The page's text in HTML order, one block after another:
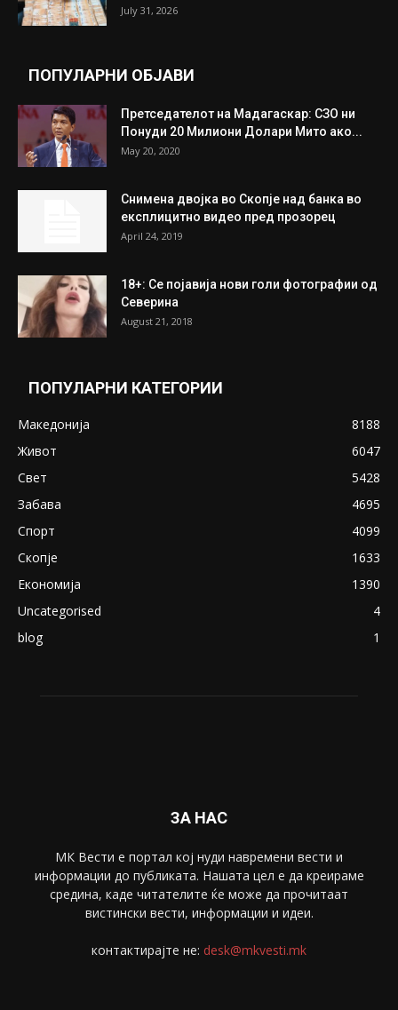
July 31, 2026
ПОПУЛАРНИ ОБЈАВИ
Претседателот на Мадагаскар: СЗО ни
Понуди 20 Милиони Долари Мито ако...
May 20, 2020
Снимена двојка во Скопје над банка во
експлицитно видео пред прозорец
April 24, 2019
18+: Се појавија нови голи фотографии од
Северина
August 21, 2018
ПОПУЛАРНИ КАТЕГОРИИ
Македонија
8188
Живот
6047
Свет
5428
Забава
4695
Спорт
4099
Скопје
1633
Економија
1390
Uncategorised
4
blog
1
ЗА НАС
МК Вести е портал коj нуди навремени вести и
информации до публиката. Нашата цел е да креираме
средина, каде читателите ќе може да прочитаат
вистински вести, информации и идеи.
контактирајте не: desk@mkvesti.mk